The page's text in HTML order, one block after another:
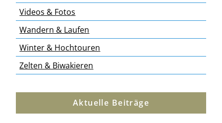
Videos & Fotos
Wandern & Laufen
Winter & Hochtouren
Zelten & Biwakieren
Aktuelle Beiträge